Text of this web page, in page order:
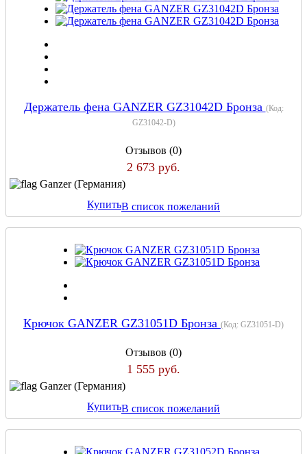
Держатель фена GANZER GZ31042D Бронза (Код:
GZ31042-D)
Отзывов (0)
2 673 руб.
Ganzer (Германия)
КупитьВ список пожеланий
Крючок GANZER GZ31051D Бронза (Код: GZ31051-D)
Отзывов (0)
1 555 руб.
Ganzer (Германия)
КупитьВ список пожеланий